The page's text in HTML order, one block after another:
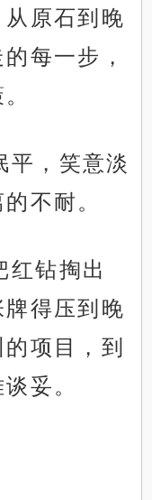
原石到晚
每一步，
平，笑意淡
不耐。
红钻掏出
得压到晚
项目，到
妥。